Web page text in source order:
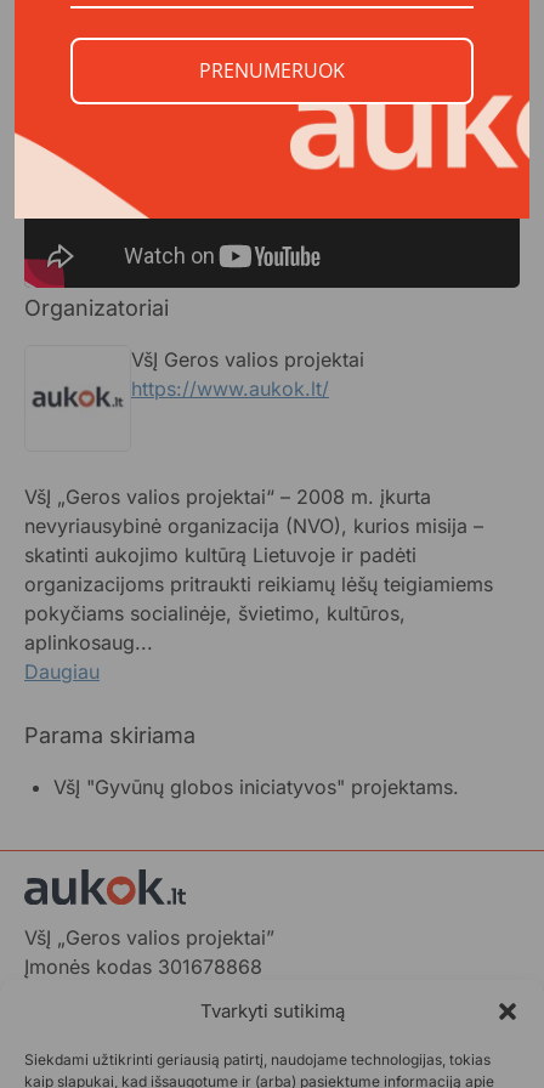
Tvarkyti sutikimą
Siekdami užtikrinti geriausią patirtį, naudojame technologijas, tokias
kaip slapukai, kad išsaugotume ir (arba) pasiektume informaciją apie
misijos įgyvendinimo. Prisidėkite, juk kartu galime
Organizatoriai
VšĮ Geros valios projektai
https://www.aukok.lt/
VšĮ „Geros valios projektai“ – 2008 m. įkurta
nevyriausybinė organizacija (NVO), kurios misija –
skatinti aukojimo kultūrą Lietuvoje ir padėti
organizacijoms pritraukti reikiamų lėšų teigiamiems
pokyčiams socialinėje, švietimo, kultūros,
aplinkosaug...
Daugiau
Parama skiriama
VšĮ "Gyvūnų globos iniciatyvos" projektams.
VšĮ „Geros valios projektai”
Įmonės kodas 301678868
LT-01103 Vilnius, Lietuva
PRENUMERUOK